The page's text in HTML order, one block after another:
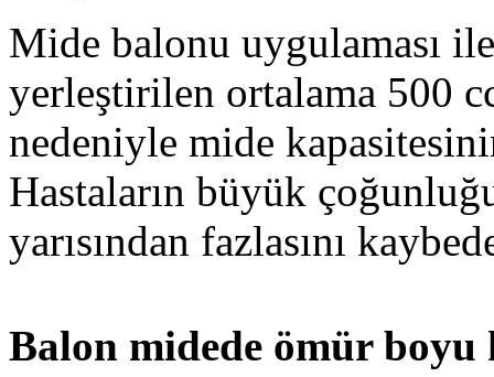
Mide balonu uygulaması
yerleştirilen ortalama 500
nedeniyle mide
Hastaların büyük
yarısından fazlasını
Balon midede ömür boyu